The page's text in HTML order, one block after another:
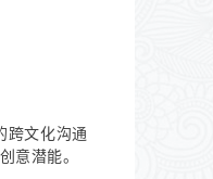
跨文化沟通
意潜能。